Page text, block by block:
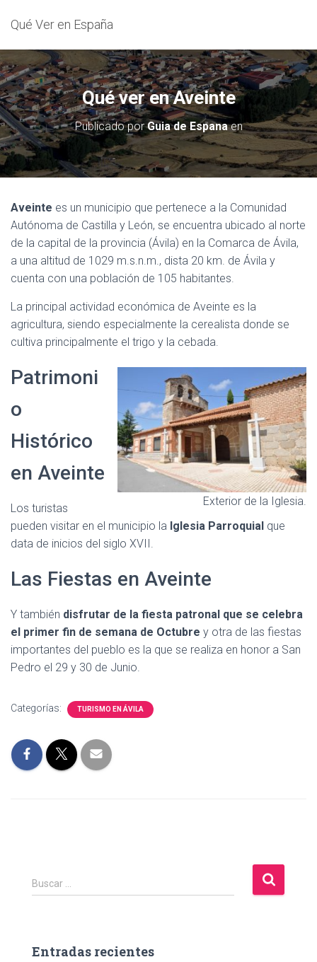
Qué Ver en España
Qué ver en Aveinte
Publicado porGuia de Espanaen
Aveinte es un municipio que pertenece a la Comunidad
Autónoma de Castilla y León, se encuentra ubicado al norte
de la capital de la provincia (Ávila) en la Comarca de Ávila,
a una altitud de 1029 m.s.n.m., dista 20 km. de Ávila y
cuenta con una población de 105 habitantes.
La principal actividad económica de Aveinte es la
agricultura, siendo especialmente la cerealista donde se
cultiva principalmente el trigo y la cebada.
Exterior de la Iglesia.
Patrimoni
o
Histórico
en Aveinte
Los turistas
pueden visitar en el municipio la Iglesia Parroquial que
data de inicios del siglo XVII.
Las Fiestas en Aveinte
Y también disfrutar de la fiesta patronal que se celebra
el primer fin de semana de Octubre y otra de las fiestas
importantes del pueblo es la que se realiza en honor a San
Pedro el 29 y 30 de Junio.
Categorías: TURISMO EN ÁVILA
B
u
r
Buscar …
Entradas recientes